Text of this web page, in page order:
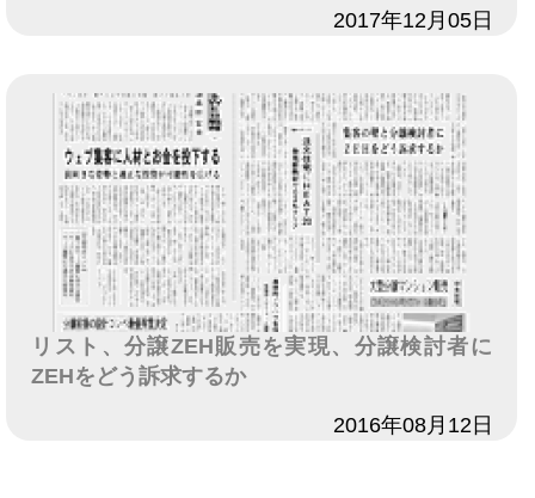
2017年12月05日
リスト、分譲ZEH販売を実現、分譲検討者に
ZEHをどう訴求するか
2016年08月12日